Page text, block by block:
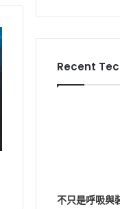
Recent
不只是呼吸與